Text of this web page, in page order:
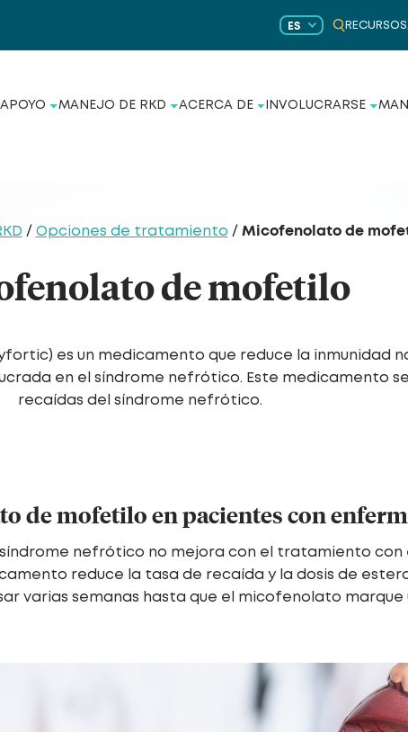
ES RECURSOS
APOYO MANEJO DE RKD ACERCA DE INVOLUCRARSE
/ Opciones de tratamiento / Micofenolato de
de mofetilo
es un medicamento que reduce la inmunidad
en el síndrome nefrótico. Este medicamento
recaídas del síndrome nefrótico.
de mofetilo en pacientes con
nefrótico no mejora con el tratamiento con
reduce la tasa de recaída y la dosis de
varias semanas hasta que el micofenolato marque